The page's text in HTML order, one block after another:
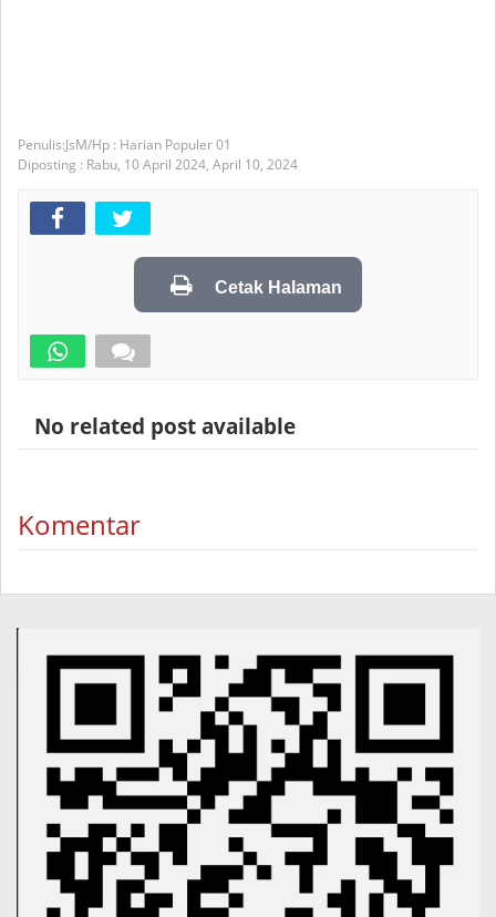
JsM/Hp : Harian Populer 01
Diposting : Rabu, 10 April 2024, April 10, 2024
Cetak Halaman
No related post available
Komentar